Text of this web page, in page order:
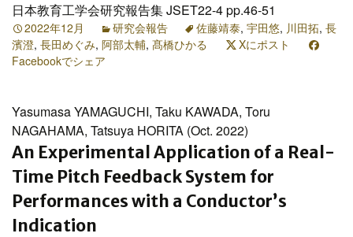
日本教育工学会研究報告集 JSET22-4 pp.46-51
2022年12月 研究会報告 佐藤靖泰, 宇田悠, 川田拓, 長
濱澄, 長田めぐみ, 阿部太輔, 髙橋ひかる
Xにポスト
Facebookでシェア
Yasumasa YAMAGUCHI, Taku KAWADA, Toru
NAGAHAMA, Tatsuya HORITA (Oct. 2022)
An Experimental Application of a Real-
Time Pitch Feedback System for
Performances with a Conductor’s
Indication